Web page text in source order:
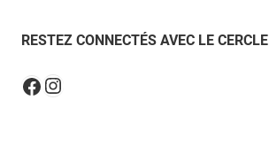
RESTEZ CONNECTÉS AVEC LE CERCLE
Facebook
Instagram